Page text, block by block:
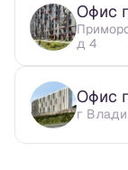
Офис
д 4
Офис
г